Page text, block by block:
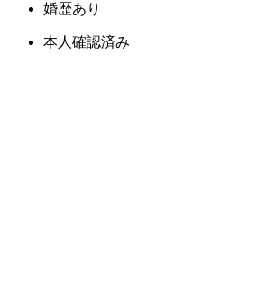
婚歴あり
本人確認済み